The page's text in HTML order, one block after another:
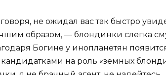
не ожидал вас так быстро
образом, — блондинки слегка
Богине у инопланетян
на роль «земных